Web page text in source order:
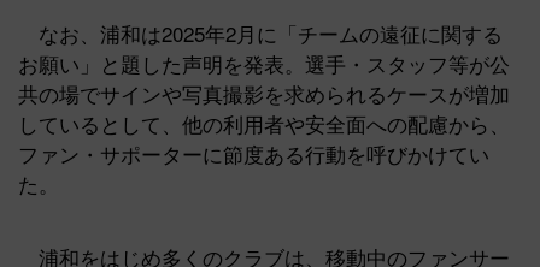
なお、浦和は2025年2月に「チームの遠征に関する
お願い」と題した声明を発表。選手・スタッフ等が公
共の場でサインや写真撮影を求められるケースが増加
しているとして、他の利用者や安全面への配慮から、
ファン・サポーターに節度ある行動を呼びかけてい
た。
浦和をはじめ多くのクラブは、移動中のファンサー